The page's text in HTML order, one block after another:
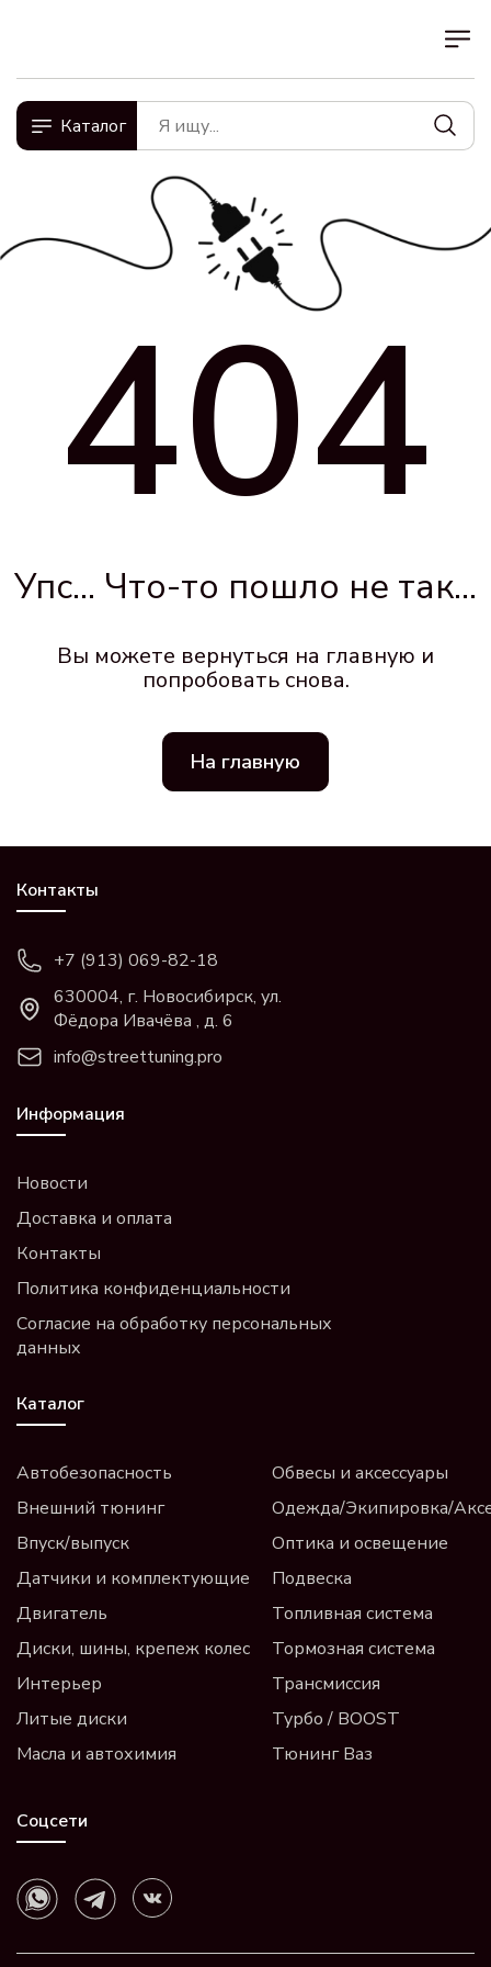
Каталог
404
Упс... Что-то пошло не так...
Вы можете вернуться на главную и
попробовать снова.
На главную
Контакты
+7 (913) 069-82-18
630004, г. Новосибирск, ул.
Фёдора Ивачёва , д. 6
info@streettuning.pro
Информация
Новости
Доставка и оплата
Контакты
Политика конфиденциальности
Согласие на обработку персональных
данных
Каталог
Автобезопасность
Внешний тюнинг
Впуск/выпуск
Датчики и комплектующие
Двигатель
Диски, шины, крепеж колес
Интерьер
Литые диски
Масла и автохимия
Обвесы и аксессуары
Одежда/Экипировка/
Оптика и освещение
Подвеска
Топливная система
Тормозная система
Трансмиссия
Турбо / BOOST
Тюнинг Ваз
Соцсети